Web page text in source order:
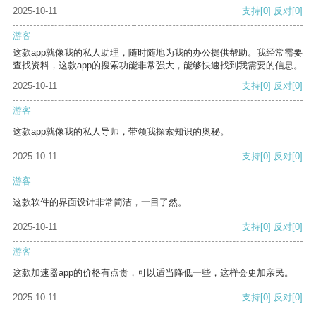
2025-10-11 支持[0] 反对[0]
游客
这款app就像我的私人助理，随时随地为我的办公提供帮助。我经常需要
查找资料，这款app的搜索功能非常强大，能够快速找到我需要的信息。
2025-10-11
支持[0] 反对[0]
游客
这款app就像我的私人导师，带领我探索知识的奥秘。
2025-10-11 支持[0] 反对[0]
游客
这款软件的界面设计非常简洁，一目了然。
2025-10-11 支持[0] 反对[0]
游客
这款加速器app的价格有点贵，可以适当降低一些，这样会更加亲民。
2025-10-11 支持[0] 反对[0]